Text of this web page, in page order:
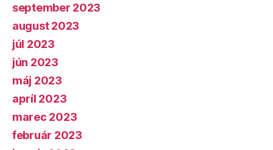
september 2023
august 2023
júl 2023
jún 2023
máj 2023
apríl 2023
marec 2023
február 2023